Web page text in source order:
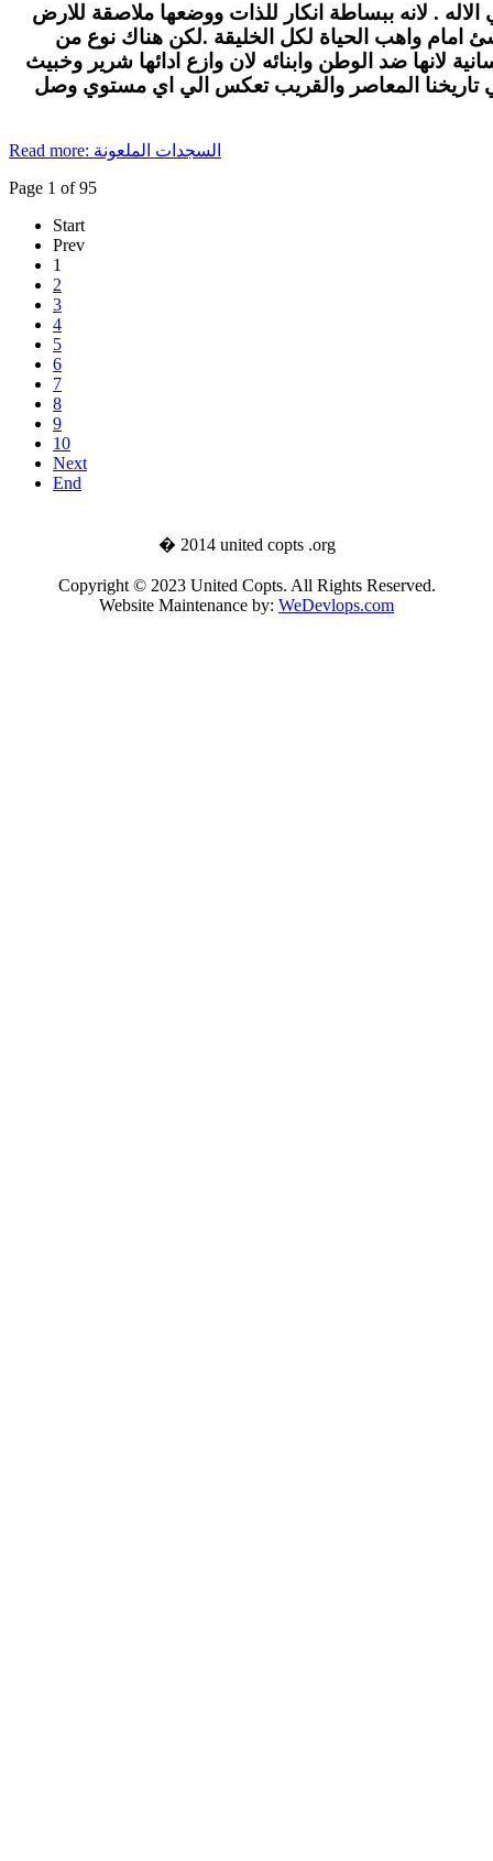
. لانه ببساطة انكار للذات ووضعها ملاصقة للارض
امام واهب الحياة لكل الخليقة .لكن هناك نوع من
لانها ضد الوطن وابنائه لان وازع ادائها شرير وخبيث
تاريخنا المعاصر والقريب تعكس الي اي مستوي وصل
Read more: السجدات الملعونة
Page 1 of 95
Start
Prev
1
2
3
4
5
6
7
8
9
10
Next
End
� 2014 united copts .org
Copyright © 2023 United Copts. All Rights Reserved.
Website Maintenance by: WeDevlops.com